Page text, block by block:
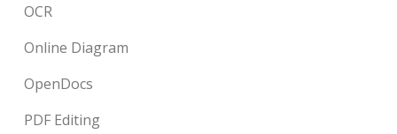
OCR
Online Diagram
OpenDocs
PDF Editing